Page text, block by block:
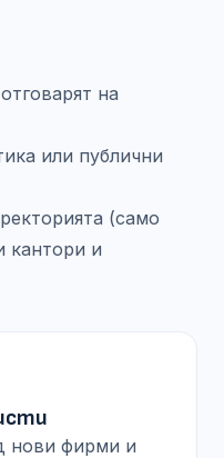
на
или публични
(само
кантори и
нови фирми и